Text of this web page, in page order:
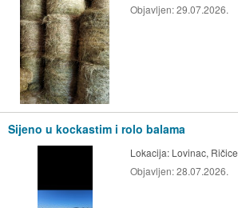
Objavljen:29.07.2026.
Sijeno u kockastim i rolo balama
Lokacija: Lovinac, Ričice
Objavljen:28.07.2026.